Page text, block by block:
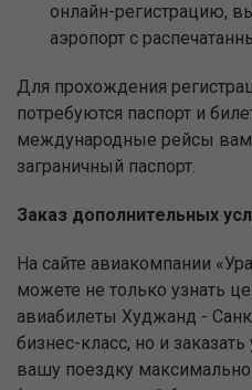
онлайн-регистрацию,
аэропорт с
Для прохождения
потребуются паспорт и
международные рейсы вам
заграничный паспорт.
Заказ дополнительных
На сайте авиакомпании
можете не только узнать
авиабилеты Худжанд -
бизнес-класс, но и
вашу поездку